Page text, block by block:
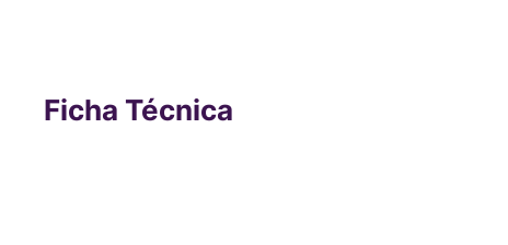
Ficha Técnica